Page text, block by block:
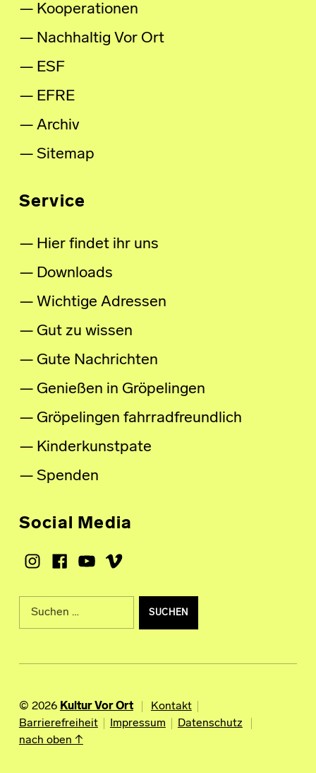
Kooperationen
Nachhaltig Vor Ort
ESF
EFRE
Archiv
Sitemap
Service
Hier findet ihr uns
Downloads
Wichtige Adressen
Gut zu wissen
Gute Nachrichten
Genießen in Gröpelingen
Gröpelingen fahrradfreundlich
Kinderkunstpate
Spenden
Social Media
Instagram
Facebook
Youtube
Vimeo
Suche nach:
© 2026 Kultur Vor Ort
Kontakt
Barrierefreiheit
Impressum
Datenschutz
nach oben ↑